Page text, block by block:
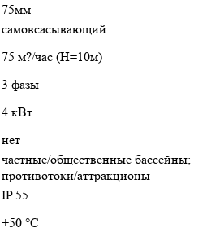
75мм
самовсасывающий
75 м?/час (H=10м)
3 фазы
4 кВт
нет
частные/общественные бассейны;
противотоки/аттракционы
IP 55
+50 °C